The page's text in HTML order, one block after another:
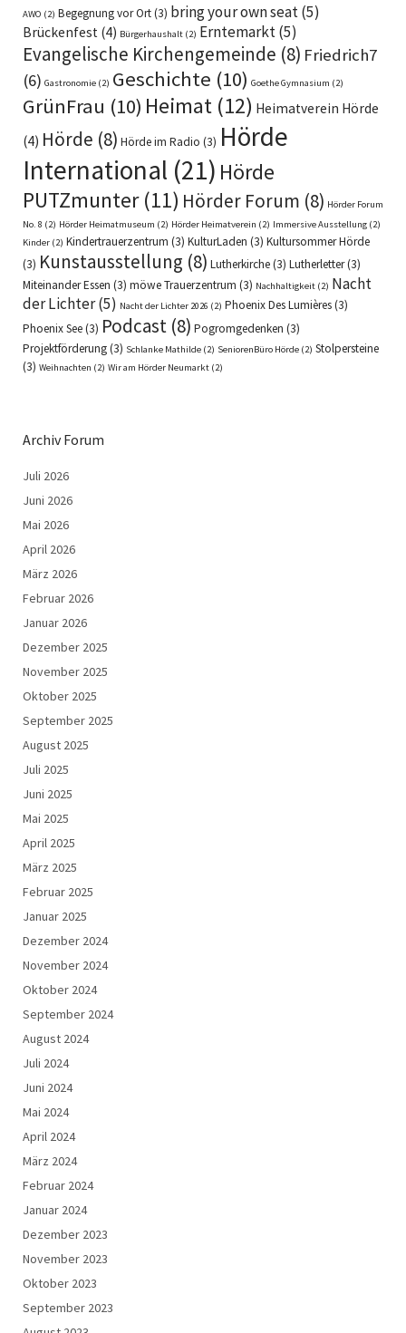
AWO (2) Begegnung vor Ort(3) bring your own seat(5)
Brückenfest (4) Bürgerhaushalt (2) Erntemarkt(5)
Evangelische Kirchengemeinde (8) Friedrich7
(6) Gastronomie (2) Geschichte (10) Goethe Gymnasium (2)
GrünFrau (10) Heimat (12) Heimatverein Hörde
(4) Hörde (8) Hörde im Radio (3) Hörde
International (21) Hörde
PUTZmunter(11) Hörder Forum (8) Hörder Forum
No. 8 (2) Hörder Heimatmuseum (2) Hörder Heimatverein (2) Immersive Ausstellung (2)
Kinder (2) Kindertrauerzentrum (3) KulturLaden (3) Kultursommer Hörde
(3) Kunstausstellung (8) Lutherkirche(3) Lutherletter(3)
Miteinander Essen (3) möwe Trauerzentrum (3) Nachhaltigkeit (2) Nacht
der Lichter(5) Nacht der Lichter 2026 (2) Phoenix Des Lumières(3)
Phoenix See(3) Podcast (8) Pogromgedenken (3)
Projektförderung(3) Schlanke Mathilde (2) SeniorenBüro Hörde (2) Stolpersteine
(3) Weihnachten (2) Wir am Hörder Neumarkt (2)
Archiv Forum
Juli 2026
Juni 2026
Mai 2026
April 2026
März 2026
Februar 2026
Januar 2026
Dezember 2025
November 2025
Oktober 2025
September 2025
August 2025
Juli 2025
Juni 2025
Mai 2025
April 2025
März 2025
Februar 2025
Januar 2025
Dezember 2024
November 2024
Oktober 2024
September 2024
August 2024
Juli 2024
Juni 2024
Mai 2024
April 2024
März 2024
Februar 2024
Januar 2024
Dezember 2023
November 2023
Oktober 2023
September 2023